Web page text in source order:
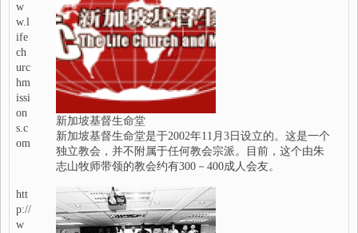
w
w.l
ife
ch
urc
hm
issi
on
s.c
om
新加坡基督生命堂
新加坡基督生命堂是于2002年11月3日设立的。这是一个
独立教会，并不附属于任何教会宗派。目前，这个由朱
志山牧师带领的教会约有300－400成人会友。
htt
p://
w